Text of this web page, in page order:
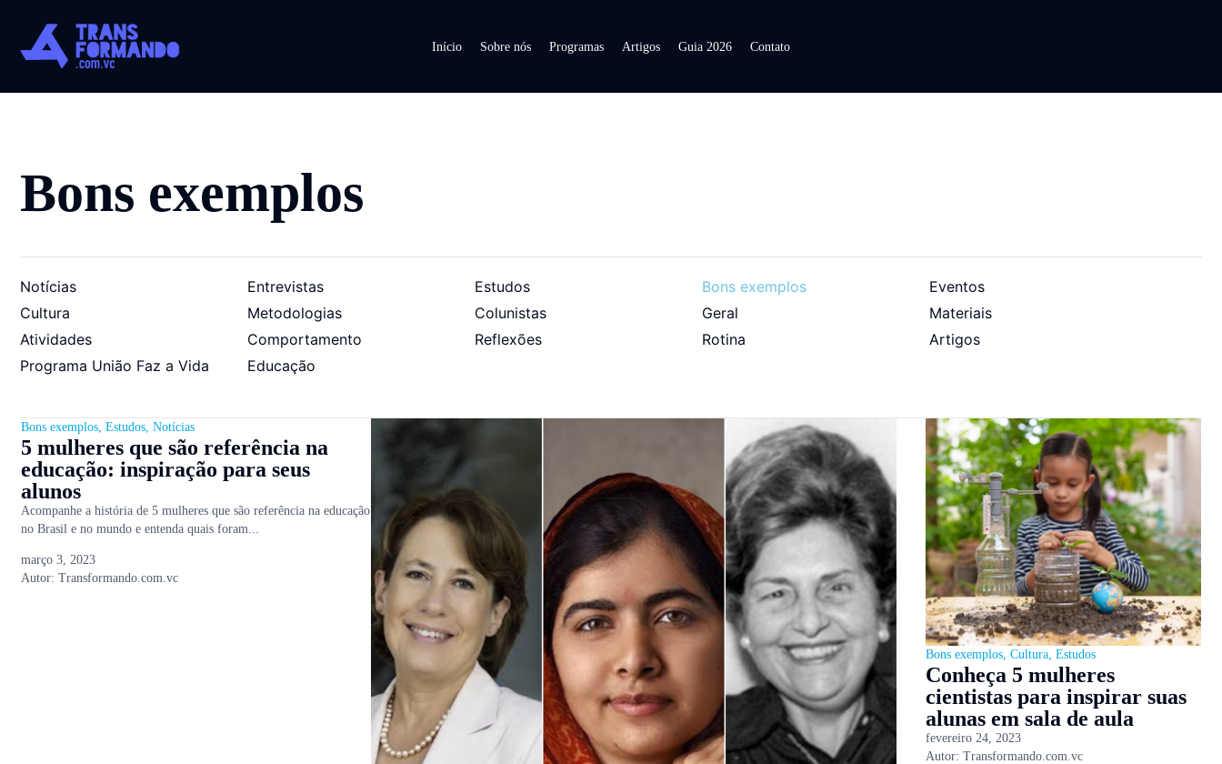
Início Sobre nós Programas Artigos Guia 2026 Contato
Bons exemplos
Notícias Entrevistas Estudos Bons exemplos
Eventos
Cultura
Metodologias Colunistas Geral
Materiais
Atividades
Comportamento Reflexões Rotina
Artigos
Programa União Faz a Vida
Educação
Bons exemplos,Estudos,Notícias
5 mulheres que são referência na
educação: inspiração para seus
alunos
Acompanhe a história de 5 mulheres que são referência na educação
no Brasil e no mundo e entenda quais foram...
março 3, 2023
Autor:Transformando.com.vc
Bons exemplos,Cultura,Estudos
Conheça 5 mulheres
cientistas para inspirar suas
alunas em sala de aula
fevereiro 24, 2023
Autor:Transformando.com.vc